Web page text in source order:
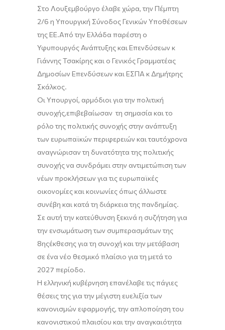
Στο Λουξεμβούργο έλαβε χώρα, την Πέμπτη
2/6 η Υπουργική Σύνοδος Γενικών Υποθέσεων
της ΕΕ.Από την Ελλάδα παρέστη ο
Υφυπουργός Ανάπτυξης και Επενδύσεων κ
Γιάννης Τσακίρης και ο Γενικός Γραμματέας
Δημοσίων Επενδύσεων και ΕΣΠΑ κ Δημήτρης
Σκάλκος.
Οι Υπουργοί, αρμόδιοι για την πολιτική
συνοχής,επιβεβαίωσαν τη σημασία και το
ρόλο της πολιτικής συνοχής στην ανάπτυξη
των ευρωπαϊκών περιφερειών και ταυτόχρονα
αναγνώρισαν τη δυνατότητα της πολιτικής
συνοχής να συνδράμει στην αντιμετώπιση των
νέων προκλήσεων για τις ευρωπαϊκές
οικονομίες και κοινωνίες όπως άλλωστε
συνέβη και κατά τη διάρκεια της πανδημίας.
Σε αυτή την κατεύθυνση ξεκινά η συζήτηση για
την ενσωμάτωση των συμπερασμάτων της
8ηςέκθεσης για τη συνοχή και την μετάβαση
σε ένα νέο θεσμικό πλαίσιο για τη μετά το
2027 περίοδο.
Η ελληνική κυβέρνηση επανέλαβε τις πάγιες
θέσεις της για την μέγιστη ευελιξία των
κανονισμών εφαρμογής, την απλοποίηση του
κανονιστικού πλαισίου και την αναγκαιότητα